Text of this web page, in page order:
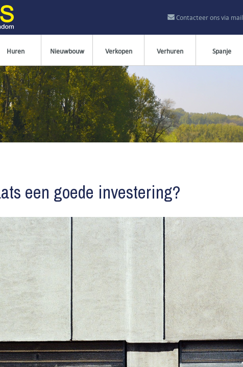
Contacteer ons via mail
Huren Nieuwbouw Verkopen Verhuren Spanje
een goede investering?